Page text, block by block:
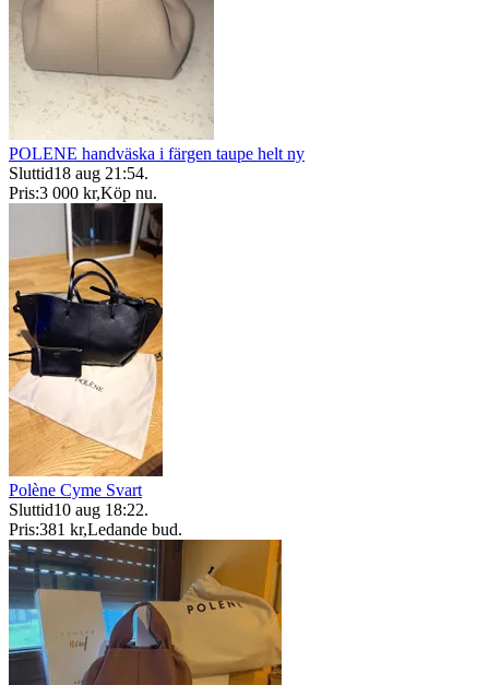
POLENE handväska i färgen taupe helt ny
Sluttid18 aug 21:54.
Pris:3 000 kr,Köp nu.
Polène Cyme Svart
Sluttid10 aug 18:22.
Pris:381 kr,Ledande bud.